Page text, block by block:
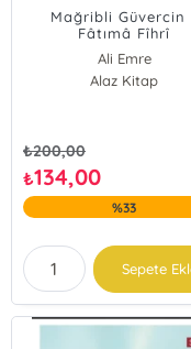
Mağribli Güvercin
Fâtımâ Fîhrî
Ali Emre
Alaz Kitap
₺200,00
₺134,00
%33
Sepete